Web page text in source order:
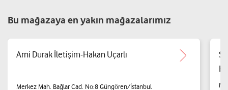
Bu mağazaya en yakın mağazalarımız
Arni Durak İletişim-Hakan Uçarlı
Merkez Mah. Bağlar Cad. No:8 Güngören/İstanbul